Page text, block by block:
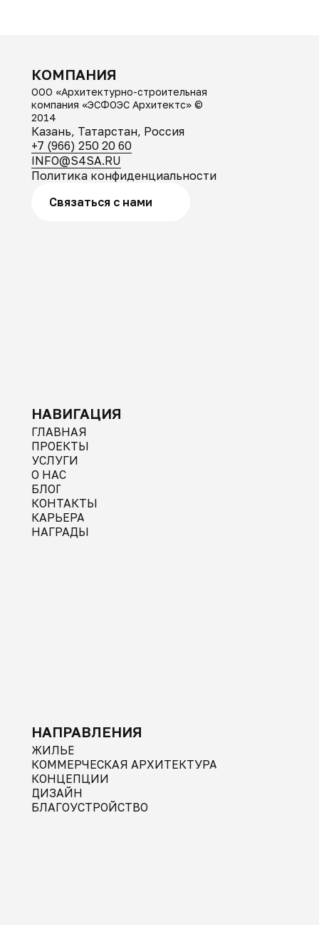
КОМПАНИЯ
ООО «Архитектурно-строительная
компания «ЭСФОЭС Архитектс» ©
2014
Казань, Татарстан, Россия
+7 (966) 250 20 60
INFO@S4SA.RU
Политика конфиденциальности
Связаться с нами
НАВИГАЦИЯ
ГЛАВНАЯ
ПРОЕКТЫ
УСЛУГИ
О НАС
БЛОГ
КОНТАКТЫ
КАРЬЕРА
НАГРАДЫ
НАПРАВЛЕНИЯ
ЖИЛЬЕ
КОММЕРЧЕСКАЯ АРХИТЕКТУРА
КОНЦЕПЦИИ
ДИЗАЙН
БЛАГОУСТРОЙСТВО